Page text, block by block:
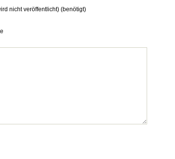
nicht veröffentlicht) (benötigt)